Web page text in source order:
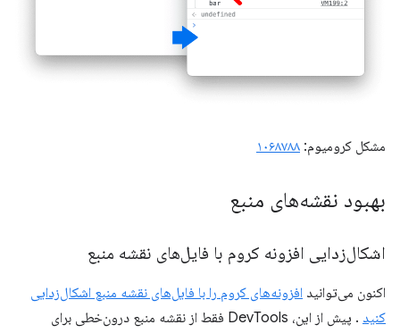
مشکل کرومیوم: ۱۰۶۸۷۸۸
بهبود نقشه‌های منبع
اشکال‌زدایی افزونه کروم با فایل‌های نقشه منبع
اکنون می‌توانید افزونه‌های کروم را با فایل‌های نقشه منبع اشکال‌زدایی
کنید
. پیش از این، DevTools فقط از نقشه منبع درون‌خطی برای